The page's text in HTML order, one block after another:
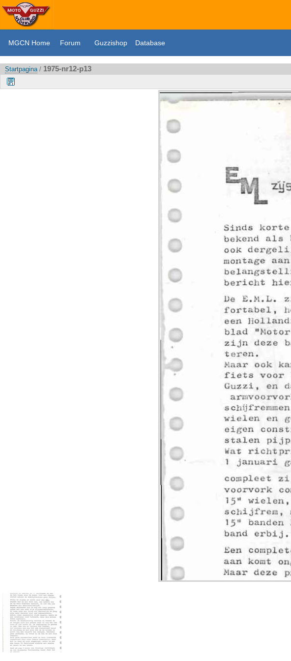
MGCN Home Forum Guzzishop Database
Startpagina/ 1975-nr12-p13